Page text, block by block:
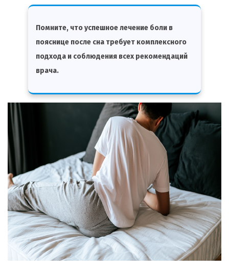
Помните, что успешное лечение боли в
пояснице после сна требует комплексного
подхода и соблюдения всех рекомендаций
врача.